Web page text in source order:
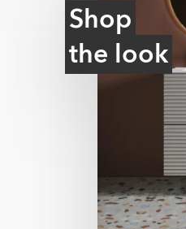
Shop
the look